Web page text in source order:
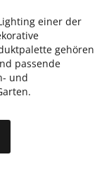
einer der
gehören
passende
und